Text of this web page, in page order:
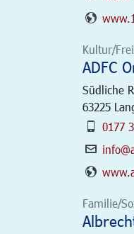
Kultur/
ADFC
Südliche
63225
0177
Familie/